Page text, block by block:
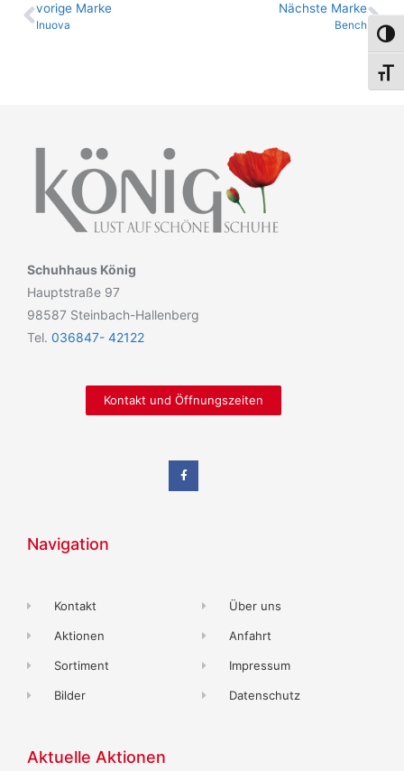
vo­ri­ge Marke
Inuova
Nächste Marke
Bench
Schuhhaus König
Hauptstraße 97
98587 Steinbach-Hallenberg
Tel. 036847- 42122
Kontakt und Öffnungszeiten
Navigation
Kontakt
Aktionen
Sortiment
Bilder
Über uns
Anfahrt
Impressum
Datenschutz
Aktuelle Aktionen